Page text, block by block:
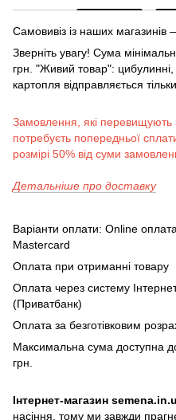
Самовивіз із наших магазинів
Зверніть увагу! Сума
грн. "Живий товар":
картопля відправляється
Замовлення, які перевищують
потребуєть попередньої
розмірі 50% від суми
Детальніше про доставку
Варіанти оплати: Online
Mastercard
Оплата при отриманні товару
Оплата через систему
(Приватбанк)
Оплата за безготівковим
Максимальна сума доступна
грн.
Інтернет-магазин
насіння, тому ми завжди